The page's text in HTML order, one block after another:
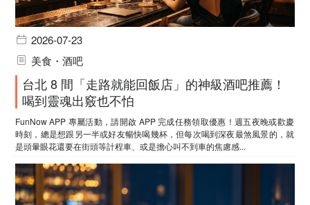
2026-07-23
美食・酒吧
台北 8 間「走路就能回飯店」的神級酒吧推薦！
喝到靈魂出竅也不怕
FunNow APP 專屬活動，請開啟 APP 完成任務領取優惠！週五夜晚或歡慶
時刻，總是想跟另一半或好友暢快喝幾杯，但每次喝到深夜最煞風景的，就
是頭暈眼花還要在街頭等計程車、或是擔心叫不到車的焦慮感...